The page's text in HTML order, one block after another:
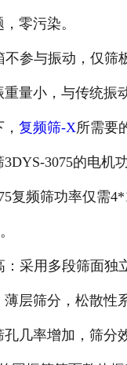
零污染。
不参与振动，仅筛
量小，与传统振
复频筛-X所需要
3075的电机
复频筛功率仅需
：采用多段筛面独
层筛分，松散性
孔几率增加，筛分